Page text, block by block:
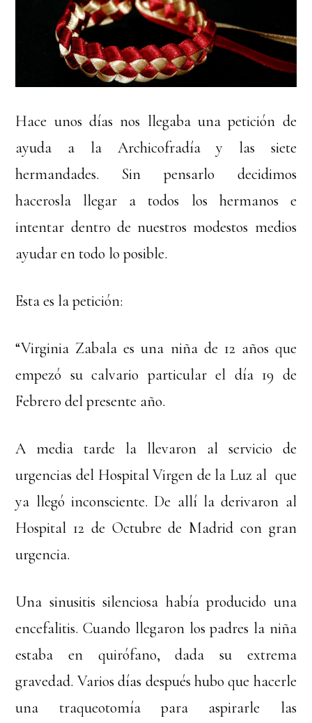
Hace unos días nos llegaba una petición de
ayuda a la Archicofradía y las siete
hermandades. Sin pensarlo decidimos
hacerosla llegar a todos los hermanos e
intentar dentro de nuestros modestos medios
ayudar en todo lo posible.
Esta es la petición:
“Virginia Zabala es una niña de 12 años que
empezó su calvario particular el día 19 de
Febrero del presente año.
A media tarde la llevaron al servicio de
urgencias del Hospital Virgen de la Luz al que
ya llegó inconsciente. De allí la derivaron al
Hospital 12 de Octubre de Madrid con gran
urgencia.
Una sinusitis silenciosa había producido una
encefalitis. Cuando llegaron los padres la niña
estaba en quirófano, dada su extrema
gravedad. Varios días después hubo que hacerle
una traqueotomía para aspirarle las